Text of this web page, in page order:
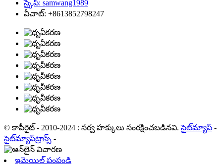
స్కైప్: samwang1989
వీచాట్: +8613852798247
© కాపీరైట్ - 2010-2024 : సర్వ హక్కులు సంరక్షించబడినవి.సైట్‌మ్యాప్ -
సైట్‌మ్యాప్‌ట్రాన్స్ -
ఇమెయిల్ పంపండి